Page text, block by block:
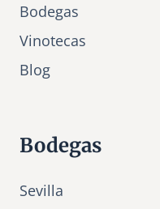
Bodegas
Vinotecas
Blog
Bodegas
Sevilla